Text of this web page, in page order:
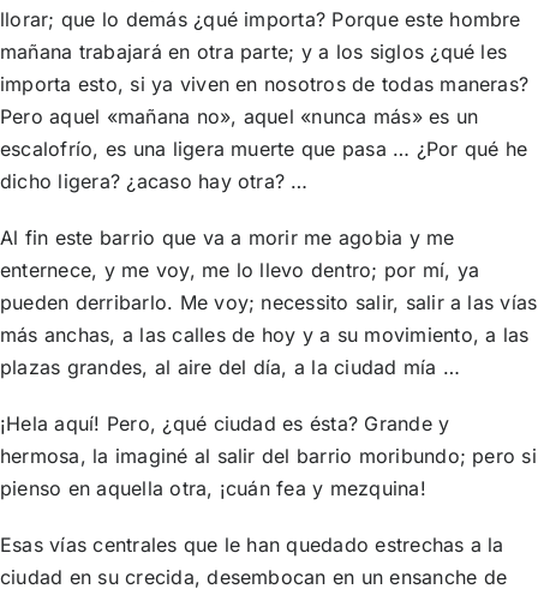
llorar; que lo demás ¿qué importa? Porque este hombre
mañana trabajará en otra parte; y a los siglos ¿qué les
importa esto, si ya viven en nosotros de todas maneras?
Pero aquel «mañana no», aquel «nunca más» es un
escalofrío, es una ligera muerte que pasa … ¿Por qué he
dicho ligera? ¿acaso hay otra? …
Al fin este barrio que va a morir me agobia y me
enternece, y me voy, me lo llevo dentro; por mí, ya
pueden derribarlo. Me voy; necessito salir, salir a las vías
más anchas, a las calles de hoy y a su movimiento, a las
plazas grandes, al aire del día, a la ciudad mía …
¡Hela aquí! Pero, ¿qué ciudad es ésta? Grande y
hermosa, la imaginé al salir del barrio moribundo; pero si
pienso en aquella otra, ¡cuán fea y mezquina!
Esas vías centrales que le han quedado estrechas a la
ciudad en su crecida, desembocan en un ensanche de